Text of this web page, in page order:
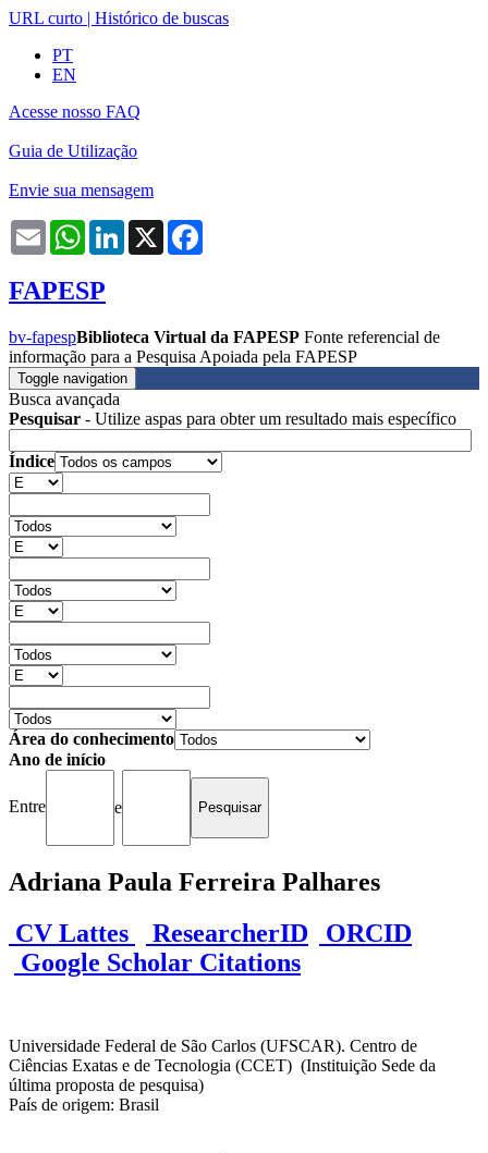
URL curto | Histórico de buscas
PT
EN
Acesse nosso FAQ
Guia de Utilização
Envie sua mensagem
Email WhatsAppLinkedIn
X
FAPESP
bv-fapespBiblioteca Virtual da FAPESP Fonte referencial de
informação para a Pesquisa Apoiada pela FAPESP
Toggle navigation
Busca avançada
Pesquisar - Utilize aspas para obter um resultado mais específico
Índice
Área do conhecimento
Ano de início
Entre e
Adriana Paula Ferreira Palhares
CV Lattes
ResearcherID
ORCID
Google Scholar Citations
Universidade Federal de São Carlos (UFSCAR). Centro de
Ciências Exatas e de Tecnologia (CCET) (Instituição Sede da
última proposta de pesquisa)
País de origem: Brasil